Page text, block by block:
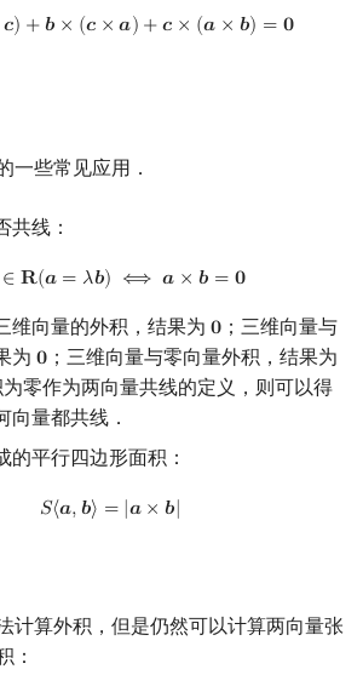
𝒄) +𝒃 × (𝒄 × 𝒂) +𝒄 × (𝒂 × 𝒃) = 𝟎
×( b× c) +b ×( c× a)+ c× (a ×b)= 0
一些常见应用．
共线：
∈ 𝐑(𝒂 = 𝜆𝒃) ⟺ 𝒂 × 𝒃 = 𝟎
∃λ∈R(a = λb ⟺ × b= 0
维向量的外积，结果为 𝟎
0 ；三维向量与
为 𝟎
0 ；三维向量与零向量外积，结果为
为零作为两向量共线的定义，则可以得
向量都共线．
的平行四边形面积：
𝑆⟨𝒂,𝒃⟩ = |𝒂 × 𝒃|
S⟨ a,b ⟩=|a× b
计算外积，但是仍然可以计算两向量张
：